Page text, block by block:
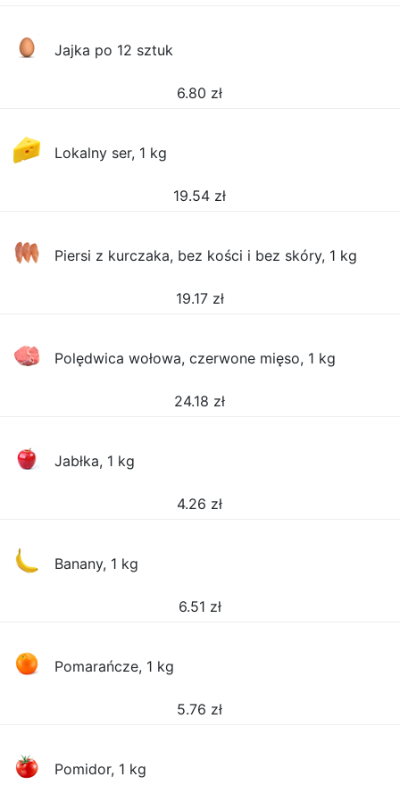
Jajka po 12 sztuk
6.80 zł
Lokalny ser, 1 kg
19.54 zł
Piersi z kurczaka, bez kości i bez skóry, 1 kg
19.17 zł
Polędwica wołowa, czerwone mięso, 1 kg
24.18 zł
Jabłka, 1 kg
4.26 zł
Banany, 1 kg
6.51 zł
Pomarańcze, 1 kg
5.76 zł
Pomidor, 1 kg